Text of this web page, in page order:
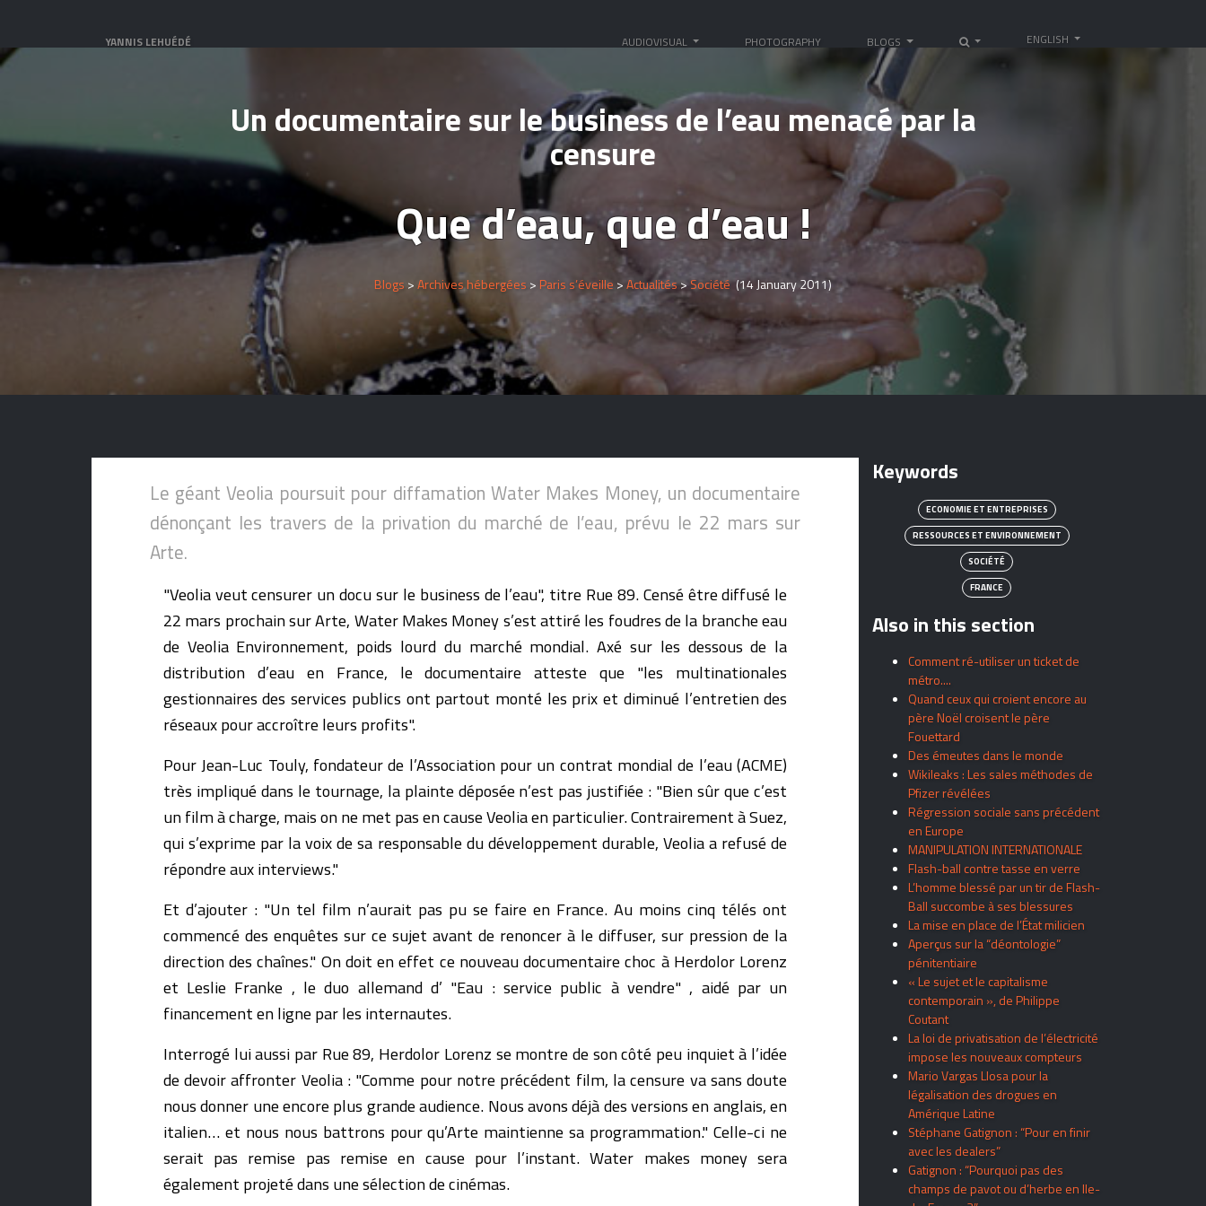
YANNIS LEHUÉDÉ AUDIOVISUAL PHOTOGRAPHY BLOGS ENGLISH
Un documentaire sur le business de l’eau menacé par la
censure
Que d’eau, que d’eau !
Blogs >Archives hébergées > Paris s’éveille >Actualités>Société (14 January 2011)
Le géant Veolia poursuit pour diffamation Water Makes Money, un documentaire
dénonçant les travers de la privation du marché de l’eau, prévu le 22 mars sur
Arte.
"Veolia veut censurer un docu sur le business de l’eau", titre Rue 89. Censé être diffusé le
22 mars prochain sur Arte, Water Makes Money s’est attiré les foudres de la branche eau
de Veolia Environnement, poids lourd du marché mondial. Axé sur les dessous de la
distribution d’eau en France, le documentaire atteste que "les multinationales
gestionnaires des services publics ont partout monté les prix et diminué l’entretien des
réseaux pour accroître leurs profits".
Pour Jean-Luc Touly, fondateur de l’Association pour un contrat mondial de l’eau (ACME)
très impliqué dans le tournage, la plainte déposée n’est pas justifiée : "Bien sûr que c’est
un film à charge, mais on ne met pas en cause Veolia en particulier. Contrairement à Suez,
qui s’exprime par la voix de sa responsable du développement durable, Veolia a refusé de
répondre aux interviews."
Et d’ajouter : "Un tel film n’aurait pas pu se faire en France. Au moins cinq télés ont
commencé des enquêtes sur ce sujet avant de renoncer à le diffuser, sur pression de la
direction des chaînes." On doit en effet ce nouveau documentaire choc à Herdolor Lorenz
et Leslie Franke , le duo allemand d’ "Eau : service public à vendre" , aidé par un
financement en ligne par les internautes.
Interrogé lui aussi par Rue 89, Herdolor Lorenz se montre de son côté peu inquiet à l’idée
de devoir affronter Veolia : "Comme pour notre précédent film, la censure va sans doute
nous donner une encore plus grande audience. Nous avons déjà des versions en anglais, en
italien… et nous nous battrons pour qu’Arte maintienne sa programmation." Celle-ci ne
serait pas remise pas remise en cause pour l’instant. Water makes money sera
également projeté dans une sélection de cinémas.
Keywords
ECONOMIE ET ENTREPRISES
RESSOURCES ET ENVIRONNEMENT
SOCIÉTÉ
FRANCE
Also in this section
Comment ré-utiliser un ticket de
métro....
Quand ceux qui croient encore au
père Noël croisent le père
Fouettard
Des émeutes dans le monde
Wikileaks : Les sales méthodes de
Pfizer révélées
Régression sociale sans précédent
en Europe
MANIPULATION INTERNATIONALE
Flash-ball contre tasse en verre
L’homme blessé par un tir de Flash-
Ball succombe à ses blessures
La mise en place de l’État milicien
Aperçus sur la “déontologie”
pénitentiaire
« Le sujet et le capitalisme
contemporain », de Philippe
Coutant
La loi de privatisation de l’électricité
impose les nouveaux compteurs
Mario Vargas Llosa pour la
légalisation des drogues en
Amérique Latine
Stéphane Gatignon : “Pour en finir
avec les dealers”
Gatignon : “Pourquoi pas des
champs de pavot ou d’herbe en Ile-